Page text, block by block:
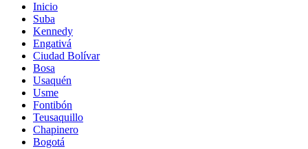
Inicio
Suba
Kennedy
Engativá
Ciudad Bolívar
Bosa
Usaquén
Usme
Fontibón
Teusaquillo
Chapinero
Bogotá